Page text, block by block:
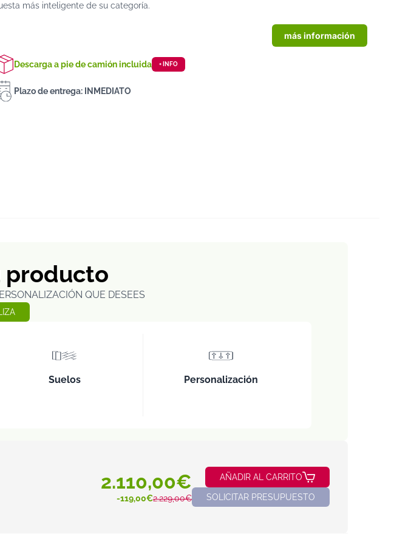
más inteligente de su categoría.
más información
Descarga a pie de camión incluida + INFO
Plazo de entrega: INMEDIATO
producto
QUE DESEES
Suelos Personalización
2.110,00€
-119,00€2.229,00€
AÑADIR AL CARRITO
SOLICITAR PRESUPUESTO